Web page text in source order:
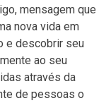
mensagem que
nova vida em
e descobrir seu
ao seu
através da
de pessoas o